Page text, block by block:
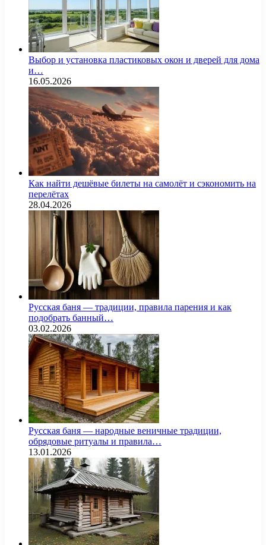
Выбор и установка пластиковых окон и дверей для дома
и…
16.05.2026
Как найти дешёвые билеты на самолёт и сэкономить на
перелётах
28.04.2026
Русская баня — традиции, правила парения и как
подобрать банный…
03.02.2026
Русская баня — народные веничные традиции,
обрядовые ритуалы и правила…
13.01.2026